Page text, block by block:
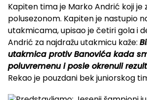
Kapiten tima je Marko Andrić koji je
polusezonom. Kapiten je nastupio
utakmicama, upisao je četiri gola i
Andrić za najdražu utakmicu kaže:
utakmica protiv Banovića kada
poluvremenu i posle okrenuli
Rekao je pouzdani bek juniorskog